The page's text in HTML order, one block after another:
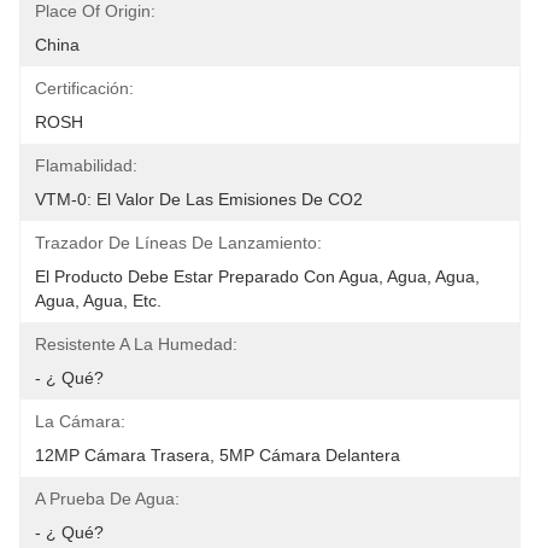
Place Of Origin:
China
Certificación:
ROSH
Flamabilidad:
VTM-0: El Valor De Las Emisiones De CO2
Trazador De Líneas De Lanzamiento:
El Producto Debe Estar Preparado Con Agua, Agua, Agua,
Agua, Agua, Etc.
Resistente A La Humedad:
- ¿ Qué?
La Cámara:
12MP Cámara Trasera, 5MP Cámara Delantera
A Prueba De Agua:
- ¿ Qué?